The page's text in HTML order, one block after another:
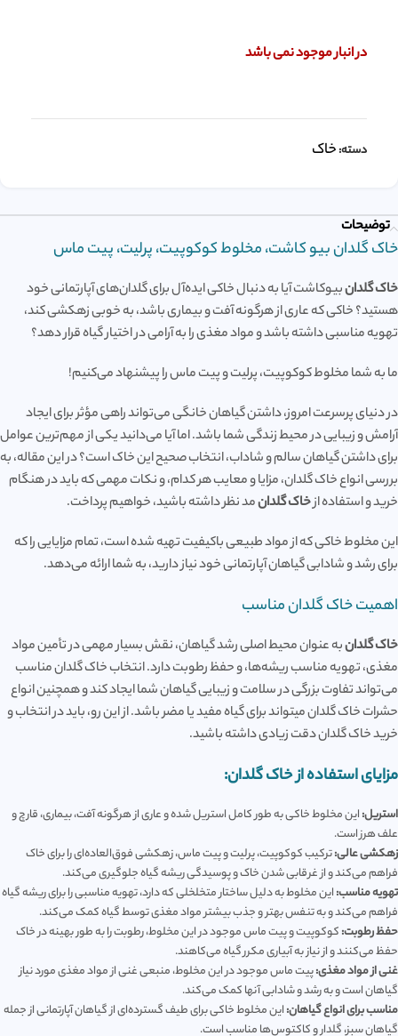
در انبار موجود نمی باشد
دسته:خاک
توضیحات
خاک گلدان بیو کاشت، مخلوط کوکوپیت، پرلیت، پیت ماس
خاک گلدانبیوکاشت آیا به دنبال خاکی ایده‌آل برای گلدان‌های آپارتمانی خود
هستید؟ خاکی که عاری از هرگونه آفت و بیماری باشد، به خوبی زهکشی کند،
تهویه مناسبی داشته باشد و مواد مغذی را به آرامی در اختیار گیاه قرار دهد؟
ما به شما مخلوط کوکوپیت، پرلیت و پیت ماس را پیشنهاد می‌کنیم!
در دنیای پرسرعت امروز، داشتن گیاهان خانگی می‌تواند راهی مؤثر برای ایجاد
آرامش و زیبایی در محیط زندگی شما باشد. اما آیا می‌دانید یکی از مهم‌ترین عوامل
برای داشتن گیاهان سالم و شاداب، انتخاب صحیح این خاک است؟ در این مقاله، به
بررسی انواع خاک گلدان، مزایا و معایب هر کدام، و نکات مهمی که باید در هنگام
خرید و استفاده ازخاک گلدانمد نظر داشته باشید، خواهیم پرداخت.
این مخلوط خاکی که از مواد طبیعی باکیفیت تهیه شده است، تمام مزایایی را که
برای رشد و شادابی گیاهان آپارتمانی خود نیاز دارید، به شما ارائه می‌دهد.
اهمیت خاک گلدان مناسب
خاک گلدانبه عنوان محیط اصلی رشد گیاهان، نقش بسیار مهمی در تأمین مواد
مغذی، تهویه مناسب ریشه‌ها، و حفظ رطوبت دارد. انتخاب خاک گلدان مناسب
می‌تواند تفاوت بزرگی در سلامت و زیبایی گیاهان شما ایجاد کند و همچنین انواع
حشرات خاک گلدان میتواند برای گیاه مفید یا مضر باشد. از این رو، باید در انتخاب و
خرید خاک گلدان دقت زیادی داشته باشید.
مزایای استفاده از خاک گلدان:
استریل:این مخلوط خاکی به طور کامل استریل شده و عاری از هرگونه آفت، بیماری، قارچ و
علف هرز است.
زهکشی عالی:ترکیب کوکوپیت، پرلیت و پیت ماس، زهکشی فوق‌العاده‌ای را برای خاک
فراهم می‌کند و از غرقابی شدن خاک و پوسیدگی ریشه گیاه جلوگیری می‌کند.
تهویه مناسب:این مخلوط به دلیل ساختار متخلخلی که دارد، تهویه مناسبی را برای ریشه گیاه
فراهم می‌کند و به تنفس بهتر و جذب بیشتر مواد مغذی توسط گیاه کمک می‌کند.
حفظ رطوبت:کوکوپیت و پیت ماس موجود در این مخلوط، رطوبت را به طور بهینه در خاک
حفظ می‌کنند و از نیاز به آبیاری مکرر گیاه می‌کاهند.
غنی از مواد مغذی:پیت ماس موجود در این مخلوط، منبعی غنی از مواد مغذی مورد نیاز
گیاهان است و به رشد و شادابی آنها کمک می‌کند.
مناسب برای انواع گیاهان:این مخلوط خاکی برای طیف گسترده‌ای از گیاهان آپارتمانی از جمله
گیاهان سبز، گلدار و کاکتوس‌ها مناسب است.